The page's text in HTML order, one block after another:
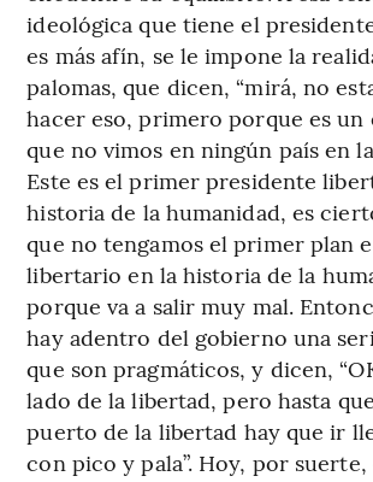
ideológica que tiene el
es más afín, se le impone la
palomas, que dicen, “mirá, no
hacer eso, primero porque es
que no vimos en ningún país en
Este es el primer presidente
historia de la humanidad, es
que no tengamos el primer plan
libertario en la historia de la
porque va a salir muy mal.
hay adentro del gobierno una
que son pragmáticos, y dicen,
lado de la libertad, pero hasta
puerto de la libertad hay que ir
con pico y pala”. Hoy, por suerte,